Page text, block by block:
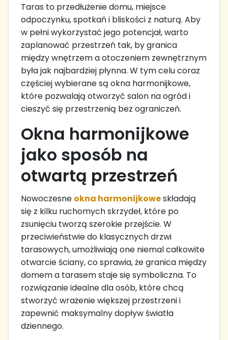
Taras to przedłużenie domu, miejsce
odpoczynku, spotkań i bliskości z naturą. Aby
w pełni wykorzystać jego potencjał, warto
zaplanować przestrzeń tak, by granica
między wnętrzem a otoczeniem zewnętrznym
była jak najbardziej płynna. W tym celu coraz
częściej wybierane są okna harmonijkowe,
które pozwalają otworzyć salon na ogród i
cieszyć się przestrzenią bez ograniczeń.
Okna harmonijkowe
jako sposób na
otwartą przestrzeń
Nowoczesne okna harmonijkoweskładają
się z kilku ruchomych skrzydeł, które po
zsunięciu tworzą szerokie przejście. W
przeciwieństwie do klasycznych drzwi
tarasowych, umożliwiają one niemal całkowite
otwarcie ściany, co sprawia, że granica między
domem a tarasem staje się symboliczna. To
rozwiązanie idealne dla osób, które chcą
stworzyć wrażenie większej przestrzeni i
zapewnić maksymalny dopływ światła
dziennego.